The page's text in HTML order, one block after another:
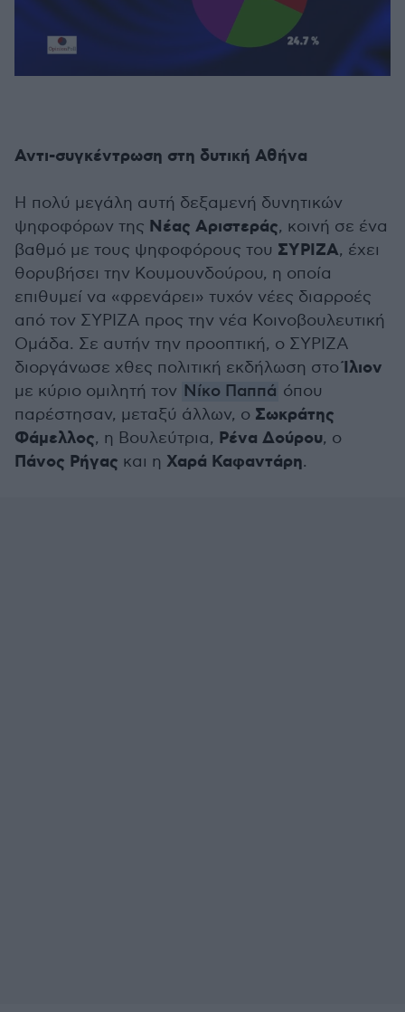
Αντι-συγκέντρωση στη δυτική Αθήνα
Η πολύ μεγάλη αυτή δεξαμενή δυνητικών
ψηφοφόρων της Νέας Αριστεράς, κοινή σε ένα
βαθμό με τους ψηφοφόρους του ΣΥΡΙΖΑ, έχει
θορυβήσει την Κουμουνδούρου, η οποία
επιθυμεί να «φρενάρει» τυχόν νέες διαρροές
από τον ΣΥΡΙΖΑ προς την νέα Κοινοβουλευτική
Ομάδα. Σε αυτήν την προοπτική, ο ΣΥΡΙΖΑ
διοργάνωσε χθες πολιτική εκδήλωση στοΊλιον
με κύριο ομιλητή τον Νίκο Παππά όπου
παρέστησαν, μεταξύ άλλων, ο Σωκράτης
Φάμελλος, η Βουλεύτρια, Ρένα Δούρου, ο
Πάνος Ρήγας και η Χαρά Καφαντάρη.